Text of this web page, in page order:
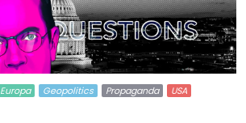
Europa Geopolitics Propaganda
USA